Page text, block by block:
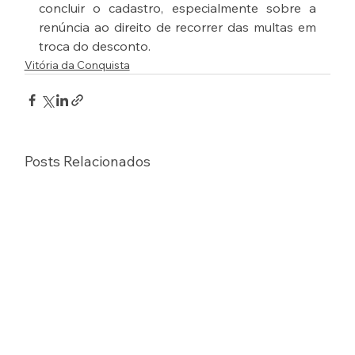
concluir o cadastro, especialmente sobre a
renúncia ao direito de recorrer das multas em
troca do desconto.
Vitória da Conquista
Posts Relacionados